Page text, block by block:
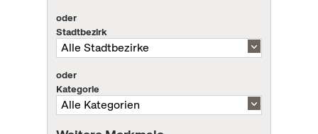
oder
Stadtbezirk
oder
Kategorie